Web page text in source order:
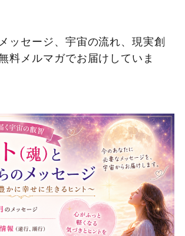
ッセージ、宇宙の流れ、現実創
料メルマガでお届けしていま